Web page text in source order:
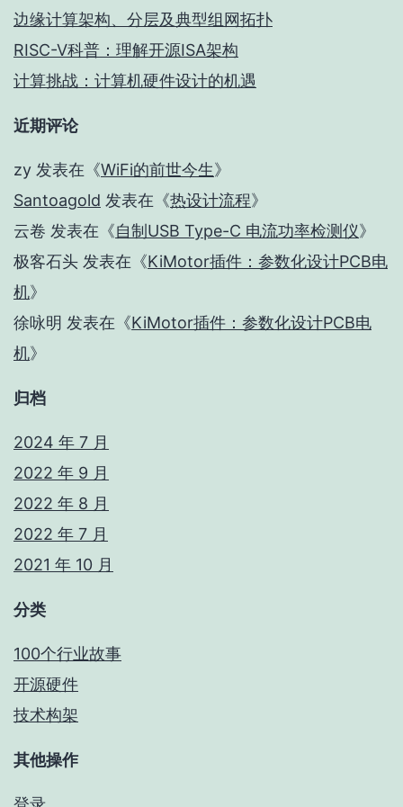
边缘计算架构、分层及典型组网拓扑
RISC-V科普：理解开源ISA架构
计算挑战：计算机硬件设计的机遇
近期评论
zy 发表在《WiFi的前世今生》
Santoagold 发表在《热设计流程》
云卷 发表在《自制USB Type-C 电流功率检测仪》
极客石头 发表在《KiMotor插件：参数化设计PCB电
机》
徐咏明 发表在《KiMotor插件：参数化设计PCB电
机》
归档
2024 年 7 月
2022 年 9 月
2022 年 8 月
2022 年 7 月
2021 年 10 月
分类
100个行业故事
开源硬件
技术构架
其他操作